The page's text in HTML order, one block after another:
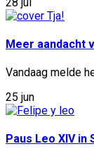
Meer aandacht
Vandaag melde
25 jun
Paus Leo XIV in